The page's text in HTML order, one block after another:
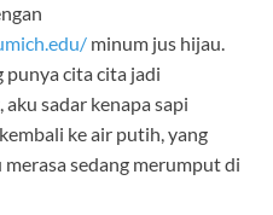
minum jus hijau.
punya cita cita jadi
sadar kenapa sapi
ke air putih, yang
sedang merumput di